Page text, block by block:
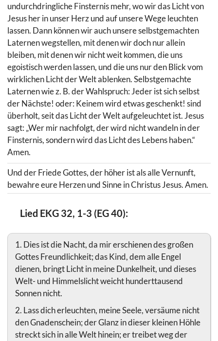
undurchdringliche Finsternis mehr, wo wir das Licht von
Jesus her in unser Herz und auf unsere Wege leuchten
lassen. Dann können wir auch unsere selbstgemachten
Laternen wegstellen, mit denen wir doch nur allein
bleiben, mit denen wir nicht weit kommen, die uns
egoistisch werden lassen, und die uns nur den Blick vom
wirklichen Licht der Welt ablenken. Selbstgemachte
Laternen wie z. B. der Wahlspruch: Jeder ist sich selbst
der Nächste! oder: Keinem wird etwas geschenkt! sind
überholt, seit das Licht der Welt aufgeleuchtet ist. Jesus
sagt: „Wer mir nachfolgt, der wird nicht wandeln in der
Finsternis, sondern wird das Licht des Lebens haben.“
Amen.
Und der Friede Gottes, der höher ist als alle Vernunft,
bewahre eure Herzen und Sinne in Christus Jesus. Amen.
Lied EKG 32, 1-3 (EG 40):
1. Dies ist die Nacht, da mir erschienen des großen
Gottes Freundlichkeit; das Kind, dem alle Engel
dienen, bringt Licht in meine Dunkelheit, und dieses
Welt- und Himmelslicht weicht hunderttausend
Sonnen nicht.
2. Lass dich erleuchten, meine Seele, versäume nicht
den Gnadenschein; der Glanz in dieser kleinen Höhle
streckt sich in alle Welt hinein; er treibet weg der